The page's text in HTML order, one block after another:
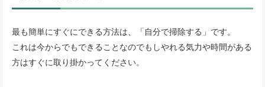
最も簡単にすぐにできる方法は、「自分で掃除する」です。
これは今からでもできることなのでもしやれる気力や時間がある
方はすぐに取り掛かってください。